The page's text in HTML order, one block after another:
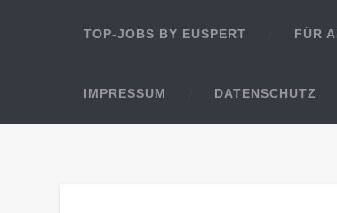
TOP-JOBS BY EUSPERT FÜR
IMPRESSUM DATENSCHUTZ